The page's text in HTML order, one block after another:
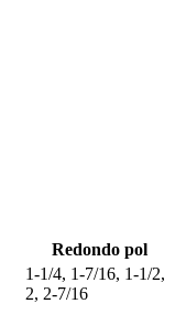
Redondo pol
1-1/4, 1-7/16, 1-1/2,
2, 2-7/16